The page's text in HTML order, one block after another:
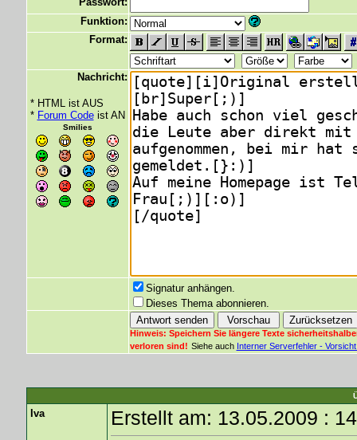
Funktion:
Format:
Nachricht:
* HTML ist AUS
* Forum Codeist AN
Smilies
Signatur anhängen.
Dieses Thema abonnieren.
Hinweis: Speichern Sie längere Texte
verloren sind! Siehe auch Interner Serverfehler -
Iva Erstellt am: 13.05.2009 :